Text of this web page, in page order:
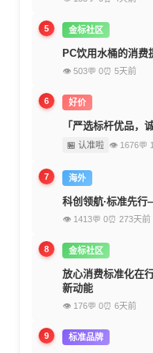
5 金标社区
PC饮用水桶的消费
👁 503💬 0⏰ 5天前
6 好价
「严选标杆优品，
🏪 认准啦 👁 1676💬 1
7 海外
科创领航·标准先
👁 1413💬 0⏰ 273天前
8 金标社区
放心消费标准化在
新动能
👁 176💬 0⏰ 6天前
9 标准品牌